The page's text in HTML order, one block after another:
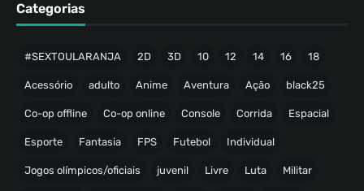
Categorias
#SEXTOULARANJA 2D 3D 10 12 14 16 18
Acessório adulto Anime Aventura Ação black25
Co-op offline Co-op online Console Corrida Espacial
Esporte Fantasia FPS Futebol Individual
Jogos olímpicos/oficiais juvenil Livre Luta Militar